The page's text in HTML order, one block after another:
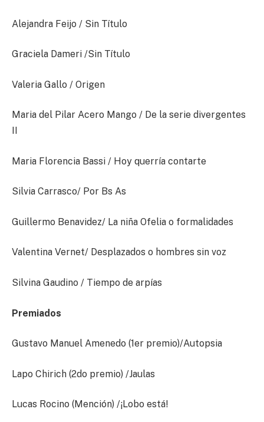
Alejandra Feijo / Sin Título
Graciela Dameri /Sin Título
Valeria Gallo / Origen
Maria del Pilar Acero Mango / De la serie divergentes
Maria Florencia Bassi / Hoy querría contarte
Silvia Carrasco/ Por Bs As
Guillermo Benavidez/ La niña Ofelia o formalidades
Valentina Vernet/ Desplazados o hombres sin voz
Silvina Gaudino / Tiempo de arpías
Premiados
Gustavo Manuel Amenedo (1er premio)/Autopsia
Lapo Chirich (2do premio) /Jaulas
Lucas Rocino (Mención) /¡Lobo está!